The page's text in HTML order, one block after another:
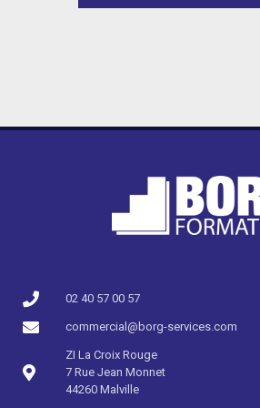
02 40 57 00 57​
commercial@borg-services.com
ZI La Croix Rouge
7 Rue Jean Monnet
44260 Malville